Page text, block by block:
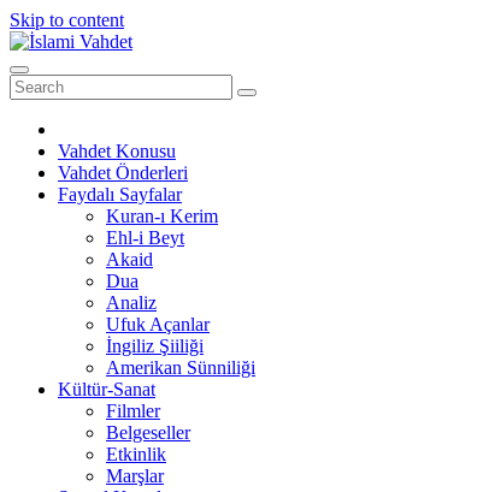
Skip to content
Vahdet Konusu
Vahdet Önderleri
Faydalı Sayfalar
Kuran-ı Kerim
Ehl-i Beyt
Akaid
Dua
Analiz
Ufuk Açanlar
İngiliz Şiiliği
Amerikan Sünniliği
Kültür-Sanat
Filmler
Belgeseller
Etkinlik
Marşlar